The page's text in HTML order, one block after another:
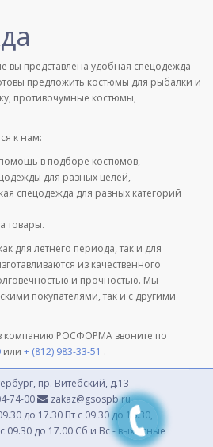
вы представлена удобная спецодежда
предложить костюмы для рыбалки и
противочумные костюмы,
к нам:
в подборе костюмов,
для разных целей,
спецодежда для разных категорий
товары.
для летнего периода, так и для
из качественного
и прочностью. Мы
покупателями, так и с другими
в компанию РОСФОРМА звоните по
или + (812) 983-33-51 .
пр. Витебский, д.13
74-00
zakaz@gsospb.ru
до 17.30 Пт с 09.30 до 16.30,
09.30 до 17.00 Сб и Вс - выходные